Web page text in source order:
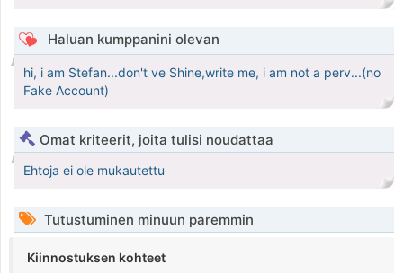
Haluan kumppanini olevan
hi, i am Stefan...don't ve Shine,write me, i am not a perv...(no
Fake Account)
Omat kriteerit, joita tulisi noudattaa
Ehtoja ei ole mukautettu
Tutustuminen minuun paremmin
Kiinnostuksen kohteet